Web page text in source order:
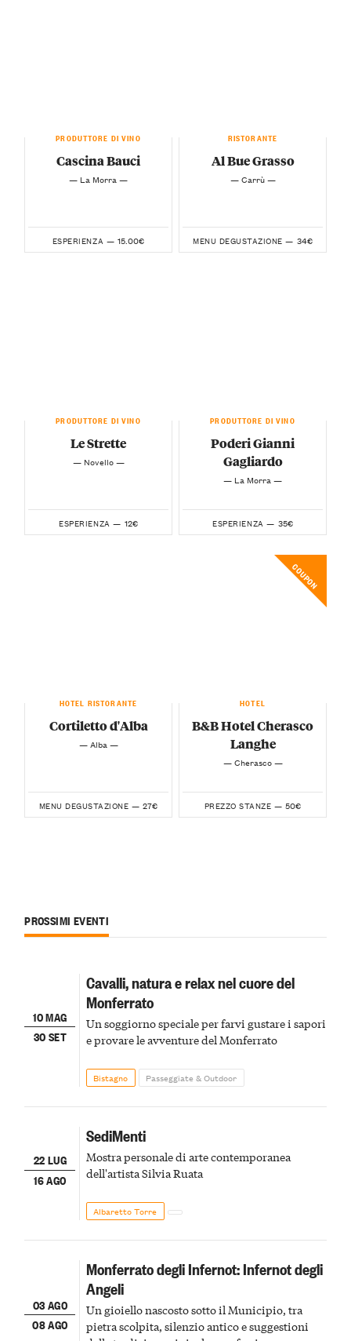
PRODUTTORE DI VINO
Cascina Bauci
— La Morra —
ESPERIENZA — 15.00€
RISTORANTE
Al Bue Grasso
— Carrù —
MENU DEGUSTAZIONE — 34€
PRODUTTORE DI VINO
Le Strette
— Novello —
ESPERIENZA — 12€
PRODUTTORE DI VINO
Poderi Gianni
Gagliardo
— La Morra —
ESPERIENZA — 35€
HOTEL RISTORANTE
Cortiletto d'Alba
— Alba —
MENU DEGUSTAZIONE — 27€
COUPON
HOTEL
B&B Hotel Cherasco
Langhe
— Cherasco —
PREZZO STANZE — 50€
PROSSIMI EVENTI
10 MAG
30 SET
Cavalli, natura e relax nel cuore del
Monferrato
Un soggiorno speciale per farvi gustare i sapori
e provare le avventure del Monferrato
Bistagno Passeggiate & Outdoor
22 LUG
16 AGO
SediMenti
Mostra personale di arte contemporanea
dell'artista Silvia Ruata
Albaretto Torre
03 AGO
08 AGO
Monferrato degli Infernot: Infernot degli
Angeli
Un gioiello nascosto sotto il Municipio, tra
pietra scolpita, silenzio antico e suggestioni